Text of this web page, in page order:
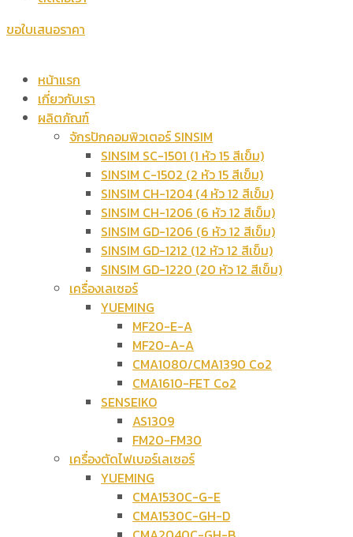
ขอใบเสนอราคา
หน้าแรก
เกี่ยวกับเรา
ผลิตภัณฑ์
จักรปักคอมพิวเตอร์ SINSIM
SINSIM SC-1501 (1 หัว 15 สีเข็ม)
SINSIM C-1502 (2 หัว 15 สีเข็ม)
SINSIM CH-1204 (4 หัว 12 สีเข็ม)
SINSIM CH-1206 (6 หัว 12 สีเข็ม)
SINSIM GD-1206 (6 หัว 12 สีเข็ม)
SINSIM GD-1212 (12 หัว 12 สีเข็ม)
SINSIM GD-1220 (20 หัว 12 สีเข็ม)
เครื่องเลเซอร์
YUEMING
MF20-E-A
MF20-A-A
CMA1080/CMA1390 Co2
CMA1610-FET Co2
SENSEIKO
AS1309
FM20-FM30
เครื่องตัดไฟเบอร์เลเซอร์
YUEMING
CMA1530C-G-E
CMA1530C-GH-D